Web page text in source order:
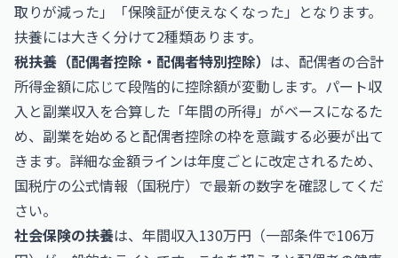
取りが減った」「保険証が使えなくなった」となります。
扶養には大きく分けて2種類あります。
税扶養（配偶者控除・配偶者特別控除） は、配偶者の合計
所得金額に応じて段階的に控除額が変動します。パート収
入と副業収入を合算した「年間の所得」がベースになるた
め、副業を始めると配偶者控除の枠を意識する必要が出て
きます。詳細な金額ラインは年度ごとに改定されるため、
国税庁の公式情報（国税庁）で最新の数字を確認してくだ
さい。
社会保険の扶養は、年間収入130万円（一部条件で106万